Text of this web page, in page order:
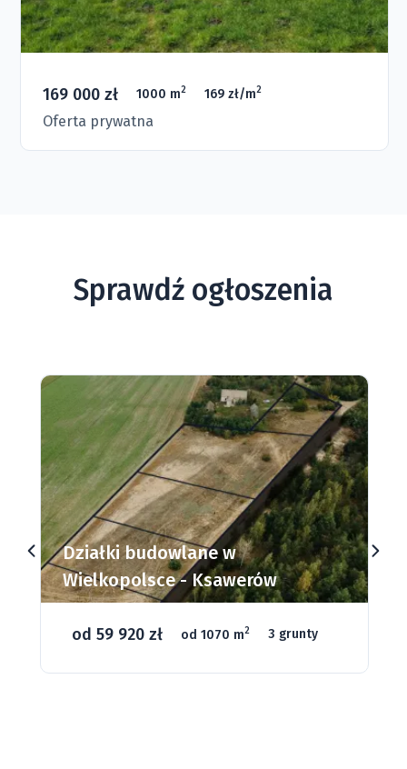
169 000 zł 1000 m2 169 zł/m2
Oferta prywatna
Sprawdź ogłoszenia
Działki budowlane w
Wielkopolsce - Ksawerów
od 59 920 zł od 1070 m2 3 grunty